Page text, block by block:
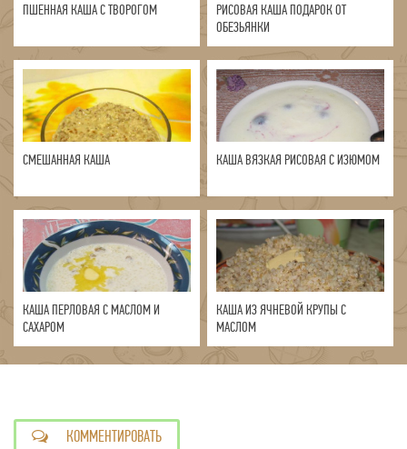
ПШЕННАЯ КАША С ТВОРОГОМ
РИСОВАЯ КАША ПОДАРОК ОТ
ОБЕЗЬЯНКИ
СМЕШАННАЯ КАША КАША ВЯЗКАЯ РИСОВАЯ С ИЗЮМОМ
КАША ПЕРЛОВАЯ С МАСЛОМ И
САХАРОМ
КАША ИЗ ЯЧНЕВОЙ КРУПЫ С
МАСЛОМ
КОММЕНТИРОВАТЬ